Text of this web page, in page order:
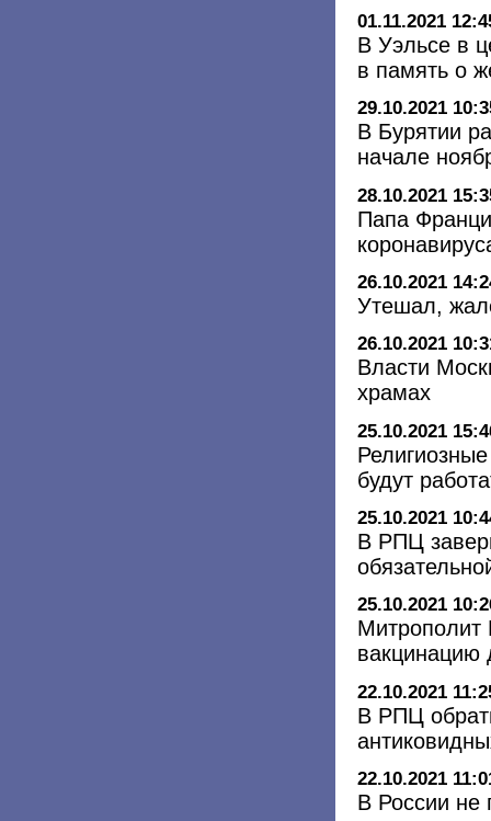
01.11.2021
В Уэльсе в
в память о
29.10.2021
В Бурятии
начале
28.10.2021
Папа
26.10.2021
Утешал,
26.10.2021
Власти
храмах
25.10.2021
будут
25.10.2021
В РПЦ
25.10.2021
Митрополит
вакцинацию
22.10.2021
В РПЦ
22.10.2021
В России не